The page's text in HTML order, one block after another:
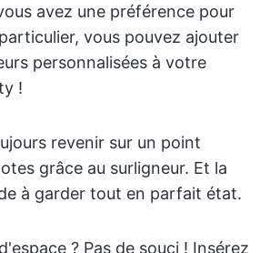
avez une préférence pour
vous pouvez ajouter
personnalisées à votre
!
revenir sur un point
grâce au surligneur. Et la
à garder tout en parfait état.
? Pas de souci ! Insérez